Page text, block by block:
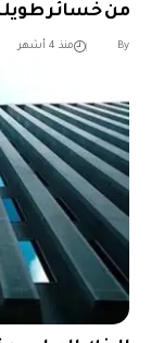
من خسائر طويلة
By منذ 4 أشهر